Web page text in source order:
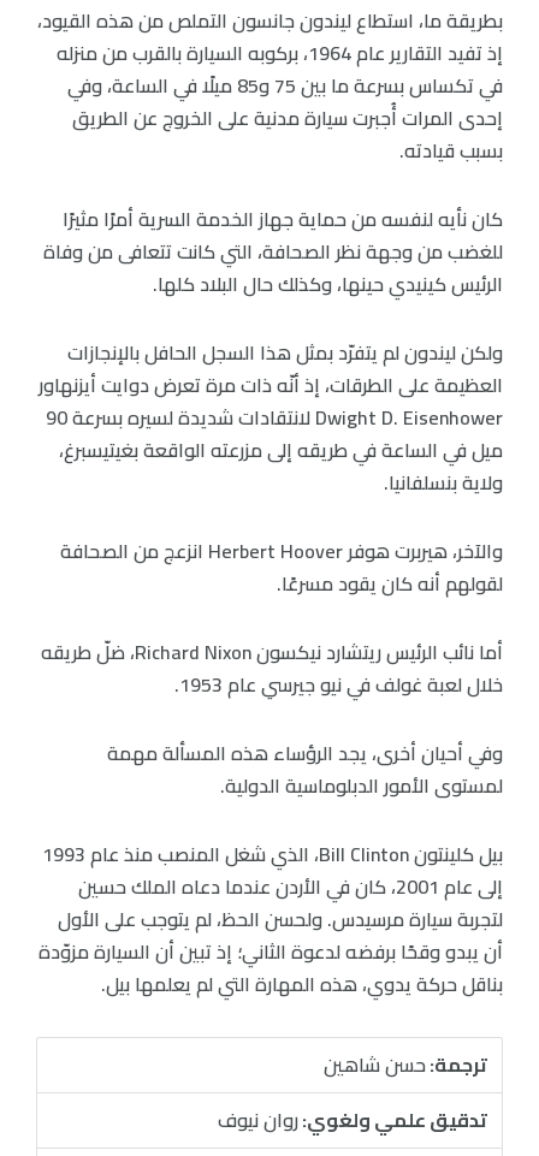
بطريقة ما، استطاع ليندون جانسون التملص من هذه القيود،
إذ تفيد التقارير عام 1964، بركوبه السيارة بالقرب من منزله
في تكساس بسرعة ما بين 75 و85 ميلًا في الساعة، وفي
إحدى المرات أُجبرت سيارة مدنية على الخروج عن الطريق
بسبب قيادته.
كان نأيه لنفسه من حماية جهاز الخدمة السرية أمرًا مثيرًا
للغضب من وجهة نظر الصحافة، التي كانت تتعافى من وفاة
الرئيس كينيدي حينها، وكذلك حال البلاد كلها.
ولكن ليندون لم يتفرّد بمثل هذا السجل الحافل بالإنجازات
العظيمة على الطرقات، إذ أنّه ذات مرة تعرض دوايت أيزنهاور
Dwight D. Eisenhower لانتقادات شديدة لسيره بسرعة 90
ميل في الساعة في طريقه إلى مزرعته الواقعة بغيتيسبرغ،
ولاية بنسلفانيا.
والآخر، هيربرت هوفر Herbert Hoover انزعج من الصحافة
لقولهم أنه كان يقود مسرعًا.
أما نائب الرئيس ريتشارد نيكسون Richard Nixon، ضلّ طريقه
خلال لعبة غولف في نيو جيرسي عام 1953.
وفي أحيان أخرى، يجد الرؤساء هذه المسألة مهمة
لمستوى الأمور الدبلوماسية الدولية.
بيل كلينتون Bill Clinton، الذي شغل المنصب منذ عام 1993
إلى عام 2001، كان في الأردن عندما دعاه الملك حسين
لتجربة سيارة مرسيدس. ولحسن الحظ، لم يتوجب على الأول
أن يبدو وقحًا برفضه لدعوة الثاني؛ إذ تبين أن السيارة مزوّدة
بناقل حركة يدوي، هذه المهارة التي لم يعلمها بيل.
ترجمة:حسن شاهين
تدقيق علمي ولغوي:روان نيوف